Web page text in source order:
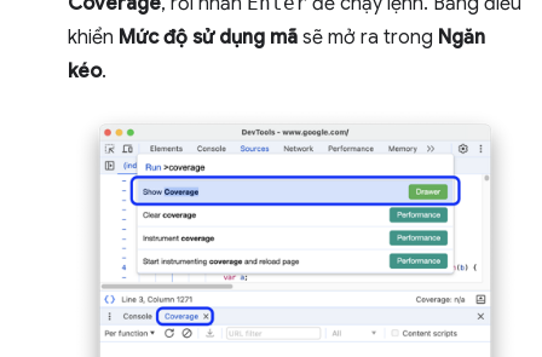
khiển Mức độ sử dụng mã sẽ mở ra trong Ngăn
kéo.